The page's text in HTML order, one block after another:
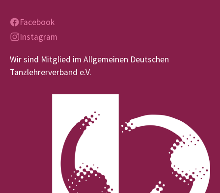
Facebook
Instagram
Wir sind Mitglied im Allgemeinen Deutschen
Tanzlehrerverband e.V.